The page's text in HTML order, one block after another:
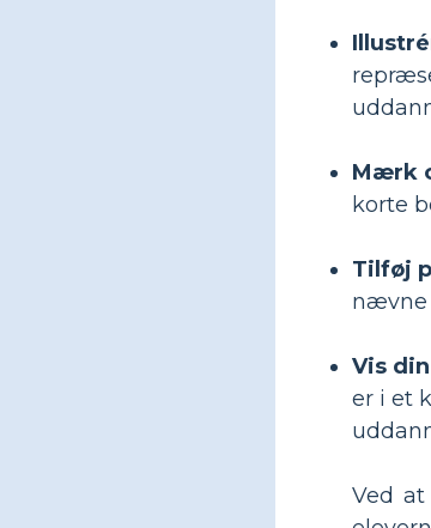
Mærk
korte
Tilføj
nævne
Vis
er i et
Ved